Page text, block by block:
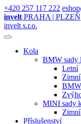
+420 257 117 222
invelt PRAHA | PLZEŇ
invelt s.r.o.
Kola
BMW sady
Letní
Zimní
MINI sady
Zimní
Příslušenství